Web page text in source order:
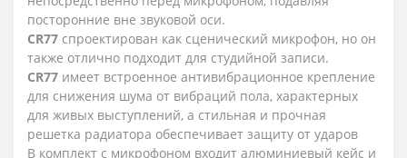
посторонние вне звуковой оси.
CR77 спроектирован как сценический микрофон, но он
также отлично подходит для студийной записи.
CR77 имеет встроенное антивибрационное крепление
для снижения шума от вибраций пола, характерных
для живых выступлений, а стильная и прочная
решетка радиатора обеспечивает защиту от ударов
В комплект с микрофоном входит алюминиевый кейс и